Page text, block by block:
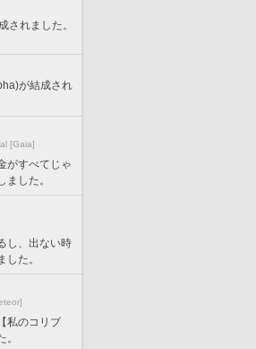
されました。
が結成され
[Gaia]
がすべてじゃ
ました。
し、出ない時
た。
私のコリブ